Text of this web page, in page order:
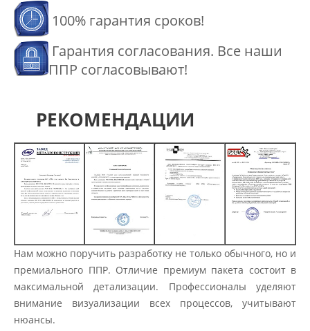
100% гарантия сроков!
Гарантия согласования. Все наши
ППР согласовывают!
РЕКОМЕНДАЦИИ
Нам можно поручить разработку не только обычного, но и
премиального ППР. Отличие премиум пакета состоит в
максимальной детализации. Профессионалы уделяют
внимание визуализации всех процессов, учитывают
нюансы.